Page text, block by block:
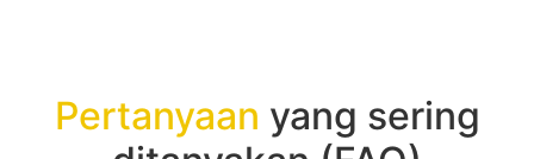
Pertanyaan yang sering